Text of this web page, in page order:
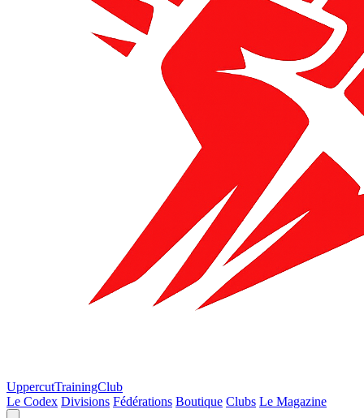
UppercutTrainingClub
Le Codex Divisions Fédérations Boutique Clubs Le Magazine